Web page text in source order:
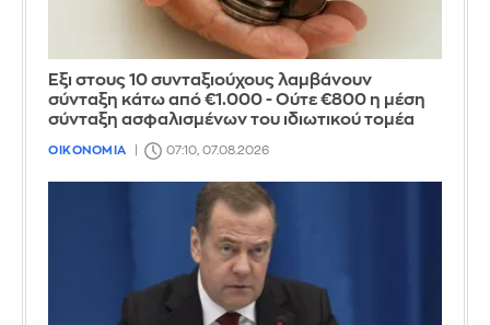
Έξι στους 10 συνταξιούχους λαμβάνουν
σύνταξη κάτω από €1.000 - Ούτε €800 η μέση
σύνταξη ασφαλισμένων του ιδιωτικού τομέα
ΟΙΚΟΝΟΜΙΑ 07:10, 07.08.2026